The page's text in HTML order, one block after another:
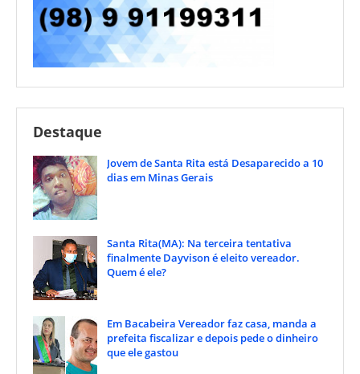
Destaque
Jovem de Santa Rita está Desaparecido a 10
dias em Minas Gerais
Santa Rita(MA): Na terceira tentativa
finalmente Dayvison é eleito vereador.
Quem é ele?
Em Bacabeira Vereador faz casa, manda a
prefeita fiscalizar e depois pede o dinheiro
que ele gastou